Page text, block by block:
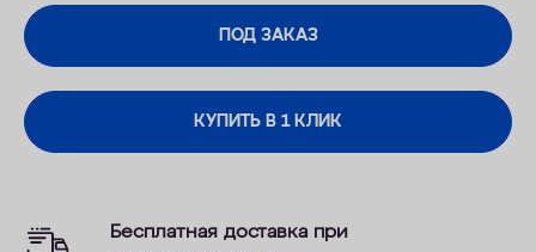
ПОД ЗАКАЗ
КУПИТЬ В 1 КЛИК
Бесплатная доставка при